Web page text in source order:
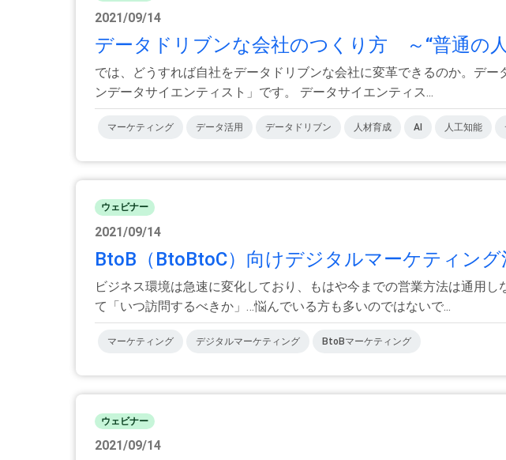
2021/09/14
データドリブンな会社のつくり方 ～“普通の
では、どうすれば自社をデータドリブンな会社に変革できるのか。デ
ンデータサイエンティスト」です。 データサイエンティス...
マーケティング データ活用 データドリブン 人材育成 AI 人工知能
ウェビナー
2021/09/14
BtoB（BtoBtoC）向けデジタルマーケティン
ビジネス環境は急速に変化しており、もはや今までの営業方法は通用
て「いつ訪問するべきか」…悩んでいる方も多いのではないで...
マーケティング デジタルマーケティング BtoBマーケティング
ウェビナー
2021/09/14